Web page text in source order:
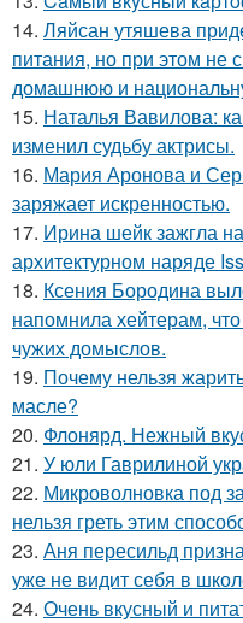
14. Ляйсан утяшева
питания, но при этом не
домашнюю и
15. Наталья Вавилова:
изменил судьбу актрисы.
16. Мария Аронова и
заряжает искренностью.
17. Ирина шейк зажгла
архитектурном наряде
18. Ксения Бородина
напомнила хейтерам,
чужих домыслов.
19. Почему нельзя
масле?
20. Флонярд. Нежный
21. У юли Гаврилиной
22. Микроволновка под
нельзя греть этим
23. Аня пересильд
уже не видит себя в
24. Очень вкусный и